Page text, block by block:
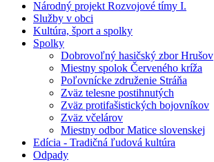
Národný projekt Rozvojové tímy I.
Služby v obci
Kultúra, šport a spolky
Spolky
Dobrovoľný hasičský zbor Hrušov
Miestny spolok Červeného kríža
Poľovnícke združenie Stráňa
Zväz telesne postihnutých
Zväz protifašistických bojovníkov
Zväz včelárov
Miestny odbor Matice slovenskej
Edícia - Tradičná ľudová kultúra
Odpady